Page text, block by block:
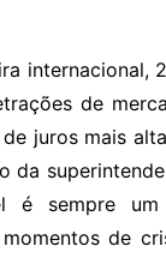
internacional,
de
juros mais
da
é sempre
de